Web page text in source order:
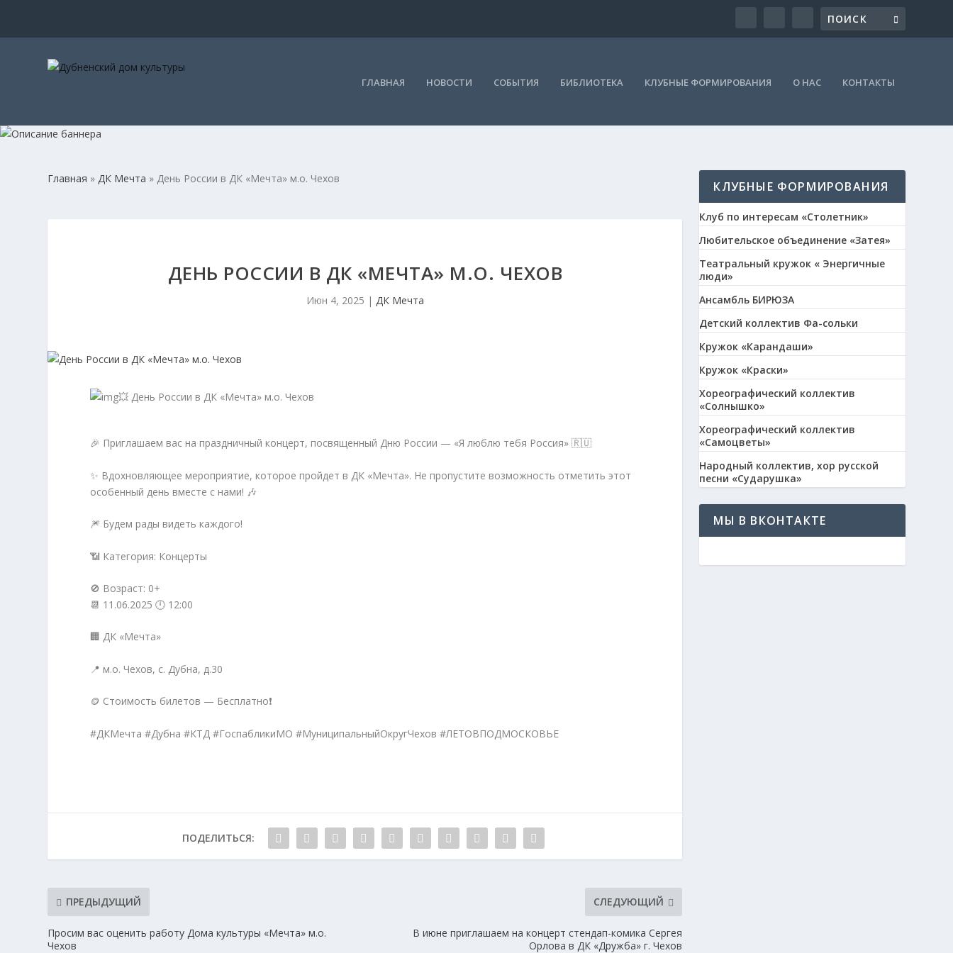
ГЛАВНАЯ НОВОСТИ СОБЫТИЯ БИБЛИОТЕКА КЛУБНЫЕ ФОРМИРОВАНИЯ О НАС КОНТАКТЫ
Главная »ДК Мечта » День России в ДК «Мечта» м.о. Чехов
ДЕНЬ РОССИИ В ДК «МЕЧТА» М.О. ЧЕХОВ
Июн 4, 2025 | ДК Мечта
💥 День России в ДК «Мечта» м.о. Чехов
🎉 Приглашаем вас на праздничный концерт, посвященный Дню России — «Я люблю тебя Россия» 🇷🇺
✨ Вдохновляющее мероприятие, которое пройдет в ДК «Мечта». Не пропустите возможность отметить этот
особенный день вместе с нами! 🎶
🎆 Будем рады видеть каждого!
📶 Категория: Концерты
🚫 Возраст: 0+
📆 11.06.2025 🕛 12:00
🏢 ДК «Мечта»
📍 м.о. Чехов, с. Дубна, д.30
🪙 Стоимость билетов — Бесплатно❗️
#ДКМечта #Дубна #КТД #ГоспабликиМО #МуниципальныйОкругЧехов #ЛЕТОВПОДМОСКОВЬЕ
ПОДЕЛИТЬСЯ:
ПРЕДЫДУЩИЙ
Просим вас оценить работу Дома культуры «Мечта» м.о.
Чехов
СЛЕДУЮЩИЙ
В июне приглашаем на концерт стендап-комика Сергея
Орлова в ДК «Дружба» г. Чехов
КЛУБНЫЕ ФОРМИРОВАНИЯ
Клуб по интересам «Столетник»
Любительское объединение «Затея»
Театральный кружок « Энергичные
люди»
Ансамбль БИРЮЗА
Детский коллектив Фа-сольки
Кружок «Карандаши»
Кружок «Краски»
Хореографический коллектив
«Солнышко»
Хореографический коллектив
«Самоцветы»
Народный коллектив, хор русской
песни «Сударушка»
МЫ В ВКОНТАКТЕ